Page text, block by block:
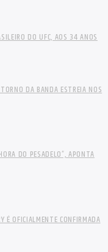
DO UFC, AOS 34 ANOS
DA BANDA ESTREIA NOS
DO PESADELO”, APONTA
É OFICIALMENTE CONFIRMADA